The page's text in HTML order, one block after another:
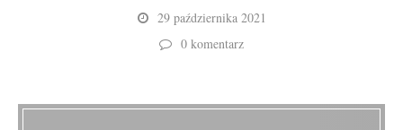
29 października 2021
0 komentarz